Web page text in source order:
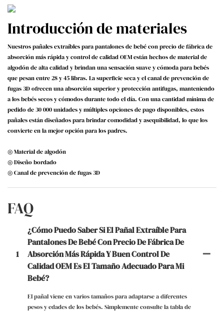
Introducción de materiales
Nuestros pañales extraíbles para pantalones de bebé con precio de fábrica de
absorción más rápida y control de calidad OEM están hechos de material de
algodón de alta calidad y brindan una sensación suave y cómoda para bebés
que pesan entre 28 y 45 libras. La superficie seca y el canal de prevención de
fugas 3D ofrecen una absorción superior y protección antifugas, manteniendo
a los bebés secos y cómodos durante todo el día. Con una cantidad mínima de
pedido de 30 000 unidades y múltiples opciones de pago disponibles, estos
pañales están diseñados para brindar comodidad y asequibilidad, lo que los
convierte en la mejor opción para los padres.
◎ Material de algodón
◎ Diseño bordado
◎ Canal de prevención de fugas 3D
FAQ
1
¿Cómo Puedo Saber Si El Pañal Extraíble Para
Pantalones De Bebé Con Precio De Fábrica De
Absorción Más Rápida Y Buen Control De
Calidad OEM Es El Tamaño Adecuado Para Mi
Bebé?
El pañal viene en varios tamaños para adaptarse a diferentes
pesos y edades de los bebés. Simplemente consulte la tabla de